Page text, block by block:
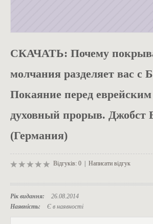
СКАЧАТЬ: Почему
молчания разделяет вас с
Покаяние перед
духовный прорыв. Джобст
(Германия)
Відгуків: 0 Написати відгук
Рік видання:
26.08.2014
Наявність:
Є в наявності